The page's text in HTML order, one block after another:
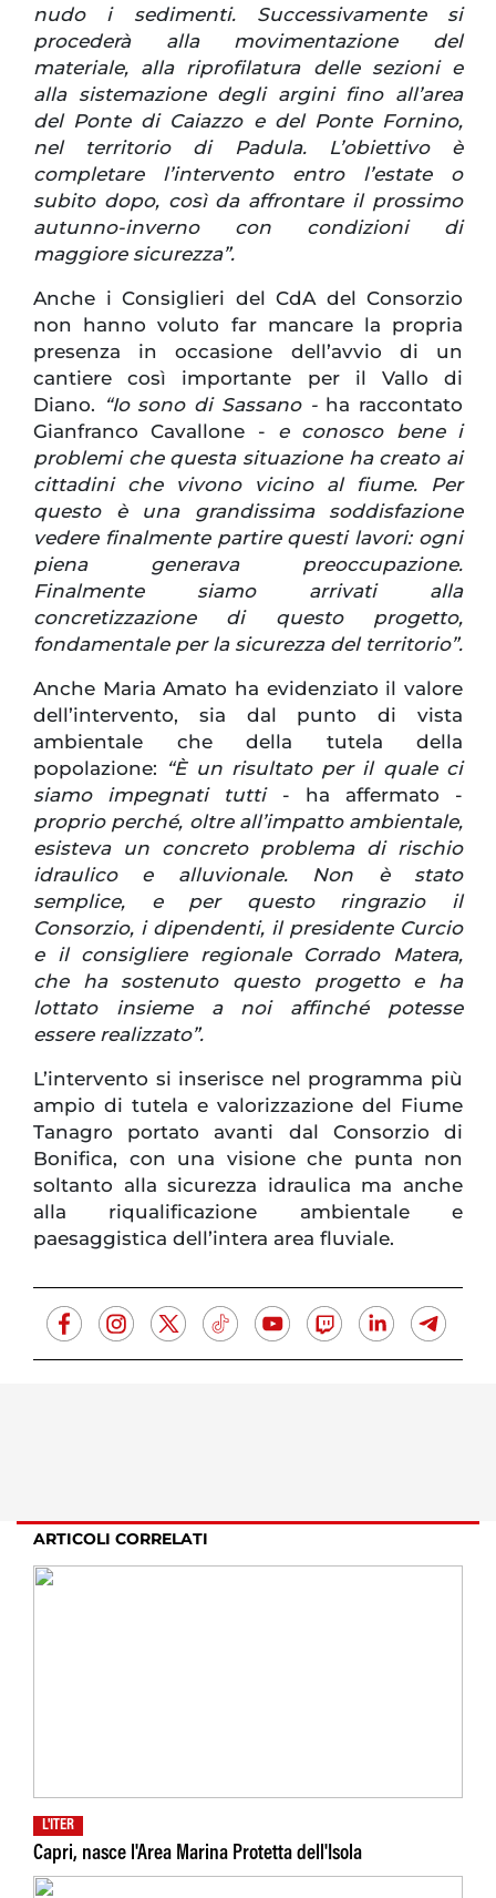
nudo i sedimenti. Successivamente si
procederà alla movimentazione del
materiale, alla riprofilatura delle sezioni e
alla sistemazione degli argini fino all’area
del Ponte di Caiazzo e del Ponte Fornino,
nel territorio di Padula. L’obiettivo è
completare l’intervento entro l’estate o
subito dopo, così da affrontare il prossimo
autunno-inverno con condizioni di
maggiore sicurezza”.
Anche i Consiglieri del CdA del Consorzio
non hanno voluto far mancare la propria
presenza in occasione dell’avvio di un
cantiere così importante per il Vallo di
Diano. “Io sono di Sassano - ha raccontato
Gianfranco Cavallone - e conosco bene i
problemi che questa situazione ha creato ai
cittadini che vivono vicino al fiume. Per
questo è una grandissima soddisfazione
vedere finalmente partire questi lavori: ogni
piena generava preoccupazione.
Finalmente siamo arrivati alla
concretizzazione di questo progetto,
fondamentale per la sicurezza del territorio”.
Anche Maria Amato ha evidenziato il valore
dell’intervento, sia dal punto di vista
ambientale che della tutela della
popolazione: “È un risultato per il quale ci
siamo impegnati tutti - ha affermato -
proprio perché, oltre all’impatto ambientale,
esisteva un concreto problema di rischio
idraulico e alluvionale. Non è stato
semplice, e per questo ringrazio il
Consorzio, i dipendenti, il presidente Curcio
e il consigliere regionale Corrado Matera,
che ha sostenuto questo progetto e ha
lottato insieme a noi affinché potesse
essere realizzato”.
L’intervento si inserisce nel programma più
ampio di tutela e valorizzazione del Fiume
Tanagro portato avanti dal Consorzio di
Bonifica, con una visione che punta non
soltanto alla sicurezza idraulica ma anche
alla riqualificazione ambientale e
paesaggistica dell’intera area fluviale.
ARTICOLI CORRELATI
L'ITER
Capri, nasce l'Area Marina Protetta dell'Isola